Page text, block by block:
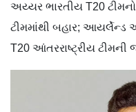
અય્યર ભારતીય T20
ટીમમાંથી બહાર; આયર્લેન્ડ
T20 આંતરરાષ્ટ્રીય ટીમની